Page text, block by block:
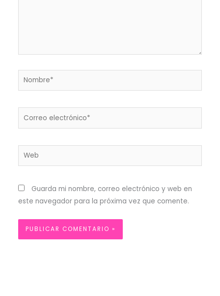
Nombre*
Correo
Web
Guarda mi nombre, correo electrónico y web en
este navegador para la próxima vez que comente.